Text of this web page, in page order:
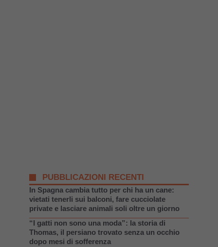
PUBBLICAZIONI RECENTI
In Spagna cambia tutto per chi ha un cane:
vietati tenerli sui balconi, fare cucciolate
private e lasciare animali soli oltre un giorno
“I gatti non sono una moda”: la storia di
Thomas, il persiano trovato senza un occhio
dopo mesi di sofferenza